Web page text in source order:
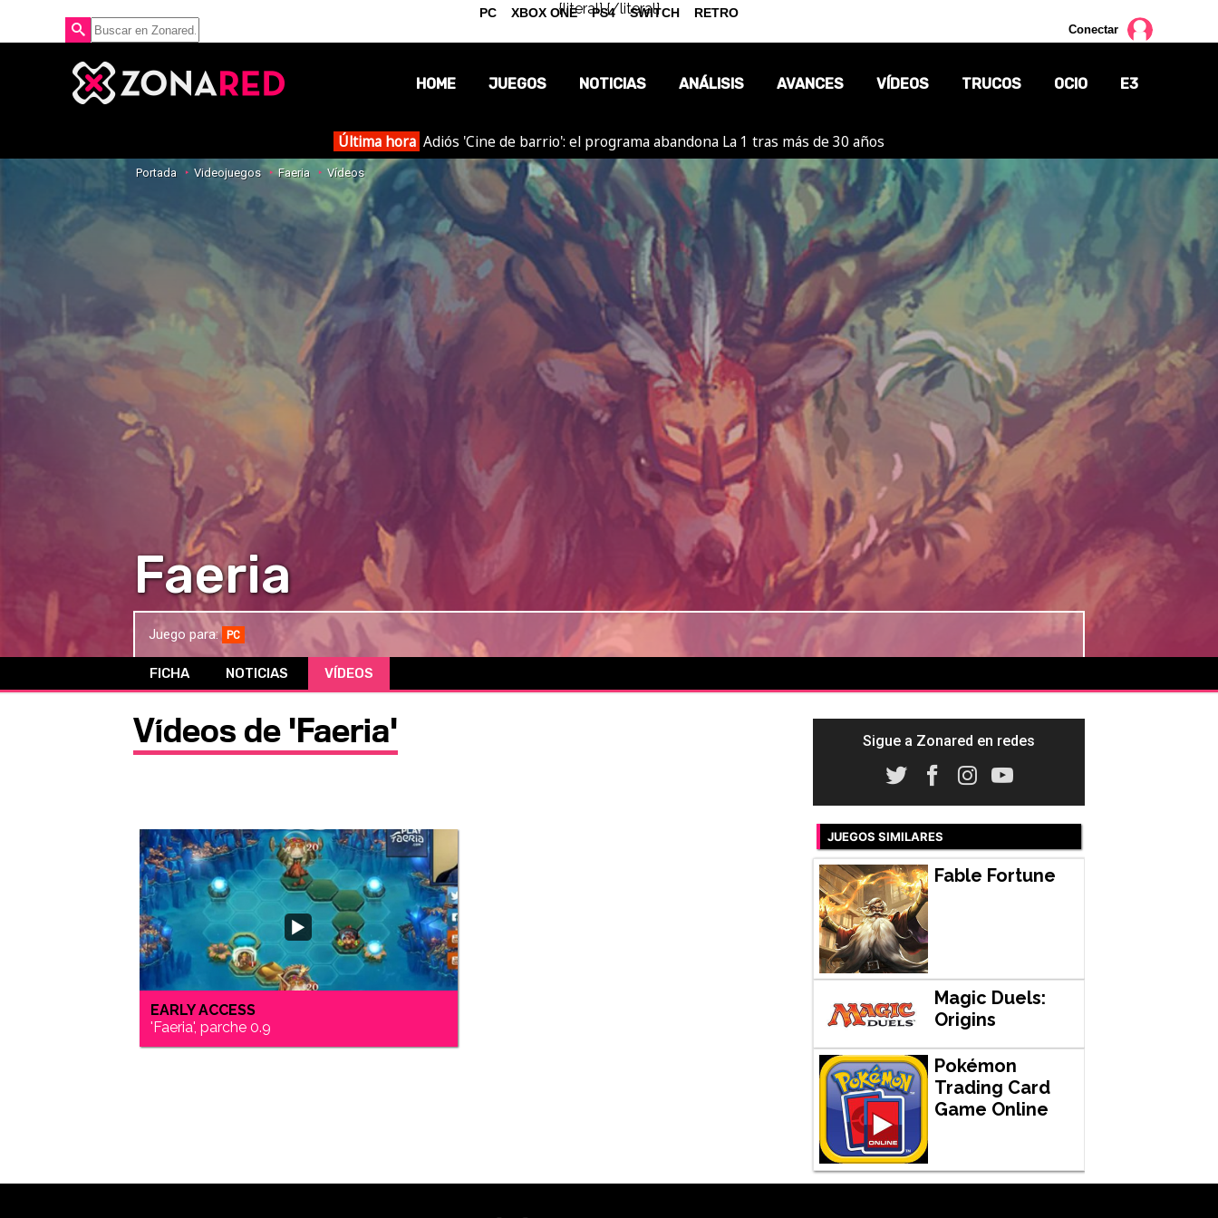
{literal}{/literal}
Conectar
HOME JUEGOS NOTICIAS
OPINIÓN
REPORTAJES
ANÁLISIS AVANCES VÍDEOS TRUCOS OCIO
CÓMICS
MANGA
E3
Última hora Adiós 'Cine de barrio': el programa abandona La 1 tras más de 30 años
Portada Videojuegos Faeria Vídeos
Faeria
Juego para: PC
FICHA NOTICIAS VÍDEOS
Vídeos de 'Faeria'
EARLY ACCESS
'Faeria', parche 0.9
Sigue a Zonared en redes
JUEGOS SIMILARES
Fable Fortune
Magic Duels:
Origins
Pokémon
Trading Card
Game Online
PC XBOX ONE PS4 SWITCH RETRO